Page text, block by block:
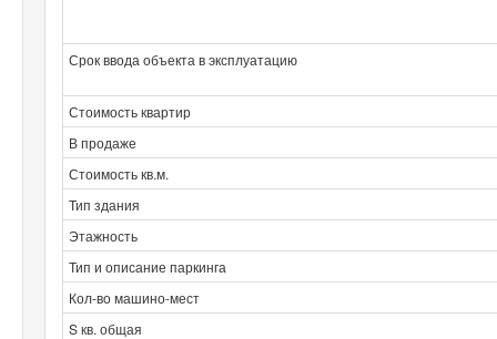
Срок ввода объекта в эксплуатацию
Стоимость квартир
В продаже
Стоимость кв.м.
Тип здания
Этажность
Тип и описание паркинга
Кол-во машино-мест
S кв. общая